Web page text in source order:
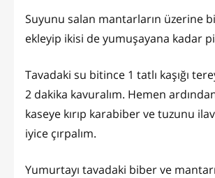
Suyunu salan mantarların üzerine
ekleyip ikisi de yumuşayana kadar
Tavadaki su bitince 1 tatlı kaşığı
2 dakika kavuralım. Hemen
kaseye kırıp karabiber ve tuzunu
iyice çırpalım.
Yumurtayı tavadaki biber ve